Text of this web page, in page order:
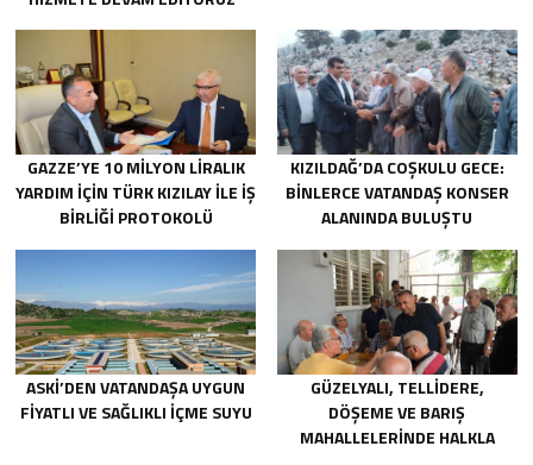
GAZZE’YE 10 MILYON LIRALIK
YARDIM IÇIN TÜRK KIZILAY ILE IŞ
BIRLIĞI PROTOKOLÜ
KIZILDAĞ’DA COŞKULU GECE:
BINLERCE VATANDAŞ KONSER
ALANINDA BULUŞTU
ASKİ’DEN VATANDAŞA UYGUN
FIYATLI VE SAĞLIKLI IÇME SUYU
GÜZELYALI, TELLIDERE,
DÖŞEME VE BARIŞ
MAHALLELERINDE HALKLA